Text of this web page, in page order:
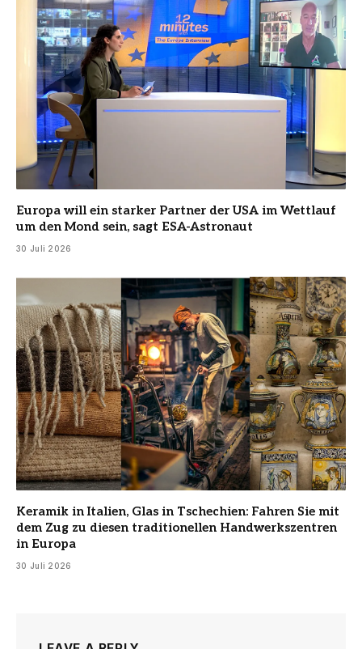
Europa will ein starker Partner der USA im Wettlauf
um den Mond sein, sagt ESA-Astronaut
30 Juli 2026
Keramik in Italien, Glas in Tschechien: Fahren Sie mit
dem Zug zu diesen traditionellen Handwerkszentren
in Europa
30 Juli 2026